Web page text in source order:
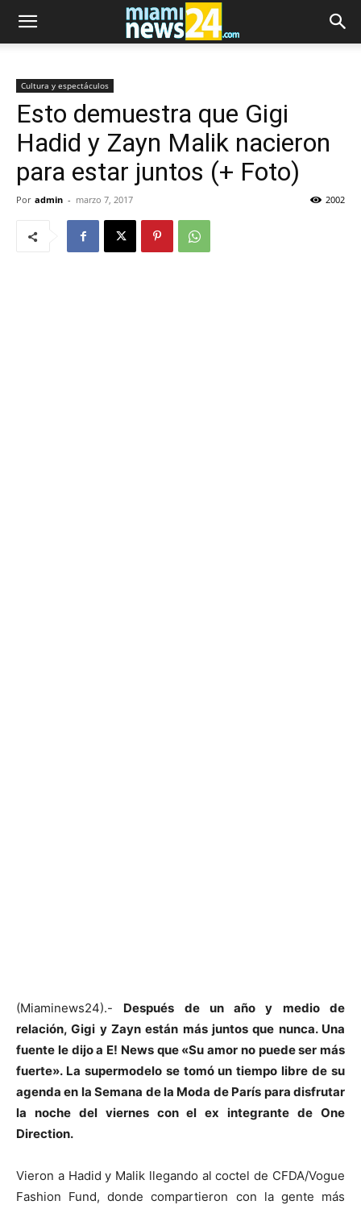
Cultura y espectáculos
Esto demuestra que Gigi
Hadid y Zayn Malik nacieron
para estar juntos (+ Foto)
Por admin - marzo 7, 2017 2002
(Miaminews24).- Después de un año y medio de
relación, Gigi y Zayn están más juntos que nunca. Una
fuente le dijo a E! News que «Su amor no puede ser más
fuerte». La supermodelo se tomó un tiempo libre de su
agenda en la Semana de la Moda de París para disfrutar
la noche del viernes con el ex integrante de One
Direction.
Vieron a Hadid y Malik llegando al coctel de CFDA/Vogue
Fashion Fund, donde compartieron con la gente más